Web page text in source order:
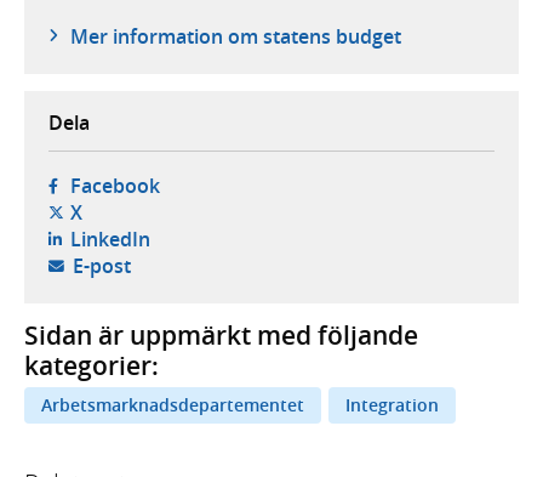
Mer information om statens budget
Dela
Facebook- öppnas i ny flik, extern webbplats,
X- öppnas i ny flik, extern webbplats,
LinkedIn- öppnas i ny flik, extern webbplats,
E-post- öppnar din e-postklient,
Sidan är uppmärkt med följande
kategorier:
Arbetsmarknadsdepartementet Integration